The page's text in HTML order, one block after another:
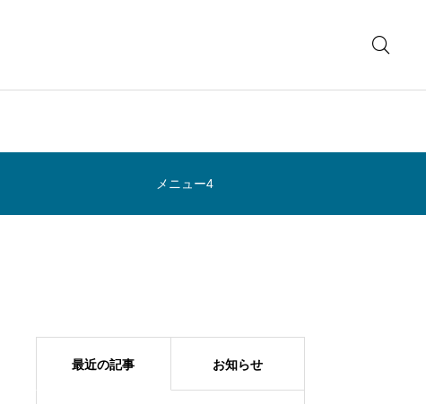
メニュー4
最近の記事 お知らせ